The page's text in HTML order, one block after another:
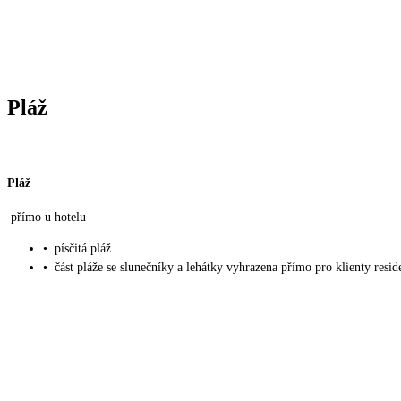
Pláž
Pláž
přímo u hotelu
• písčitá pláž
• část pláže se slunečníky a lehátky vyhrazena přímo pro klienty